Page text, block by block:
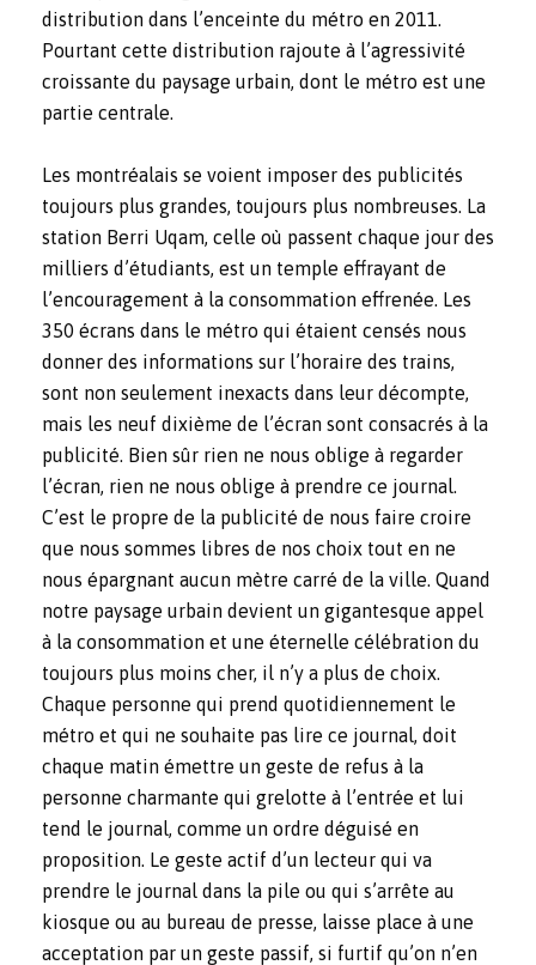
distribution dans l’enceinte du métro en 2011.
Pourtant cette distribution rajoute à l’agressivité
croissante du paysage urbain, dont le métro est une
partie centrale.
Les montréalais se voient imposer des publicités
toujours plus grandes, toujours plus nombreuses. La
station Berri Uqam, celle où passent chaque jour des
milliers d’étudiants, est un temple effrayant de
l’encouragement à la consommation effrenée. Les
350 écrans dans le métro qui étaient censés nous
donner des informations sur l’horaire des trains,
sont non seulement inexacts dans leur décompte,
mais les neuf dixième de l’écran sont consacrés à la
publicité. Bien sûr rien ne nous oblige à regarder
l’écran, rien ne nous oblige à prendre ce journal.
C’est le propre de la publicité de nous faire croire
que nous sommes libres de nos choix tout en ne
nous épargnant aucun mètre carré de la ville. Quand
notre paysage urbain devient un gigantesque appel
à la consommation et une éternelle célébration du
toujours plus moins cher, il n’y a plus de choix.
Chaque personne qui prend quotidiennement le
métro et qui ne souhaite pas lire ce journal, doit
chaque matin émettre un geste de refus à la
personne charmante qui grelotte à l’entrée et lui
tend le journal, comme un ordre déguisé en
proposition. Le geste actif d’un lecteur qui va
prendre le journal dans la pile ou qui s’arrête au
kiosque ou au bureau de presse, laisse place à une
acceptation par un geste passif, si furtif qu’on n’en